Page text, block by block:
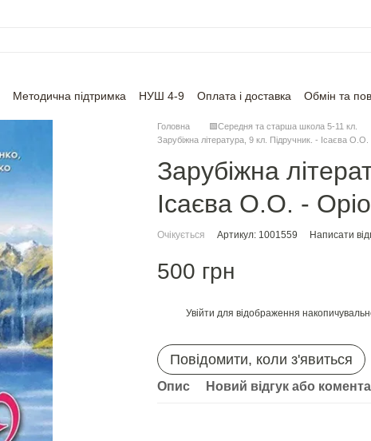
Методична підтримка НУШ 4-9 Оплата і доставка
Обмін та
Головна
🟩Середня та старша школа 5-11 кл.
Зарубіжна література, 9 кл. Підручник. - Ісаєва
Зарубіжна
Ісаєва О.О. -
Очікується Артикул: 1001559 Написати
500 грн
Увійти для відображення
Повідомити, коли з'явиться
Опис Новий відгук або